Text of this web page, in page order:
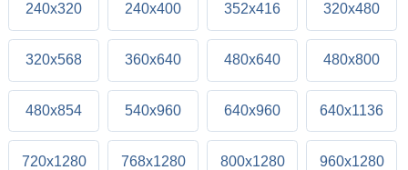
240x320 240x400 352x416 320x480
320x568 360x640 480x640 480x800
480x854 540x960 640x960 640x1136
720x1280 768x1280 800x1280 960x1280